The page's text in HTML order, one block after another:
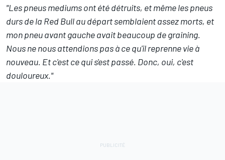
"Les pneus mediums ont été détruits, et même les pneus
durs de la Red Bullau départ semblaient assez morts, et
mon pneu avant gauche avait beaucoup de graining.
Nous ne nous attendions pas à ce qu'il reprenne vie à
nouveau. Et c'est ce qui s'est passé. Donc, oui, c'est
douloureux."